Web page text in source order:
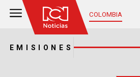
COLOMBIA
EMISIONES